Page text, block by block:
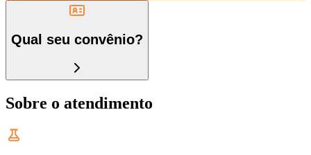
Qual seu convênio?
Sobre o atendimento